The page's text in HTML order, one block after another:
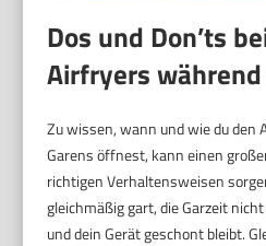
Dos und Don’ts
Airfryers
Zu wissen, wann und wie du den
Garens öffnest, kann einen
richtigen Verhaltensweisen
gleichmäßig gart, die Garzeit
und dein Gerät geschont bleibt.